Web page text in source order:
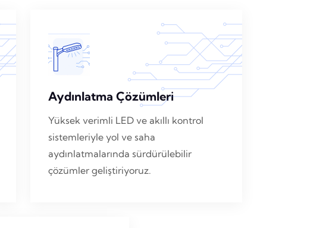
Aydınlatma Çözümleri
Yüksek verimli LED ve akıllı kontrol
sistemleriyle yol ve saha
aydınlatmalarında sürdürülebilir
çözümler geliştiriyoruz.